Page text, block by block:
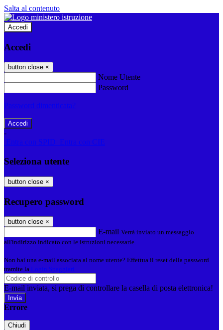
Salta al contenuto
Accedi
Accedi
button close ×
Nome Utente
Password
Password dimenticata?
-
Entra con SPID
Entra con CIE
Seleziona utente
button close ×
Recupero password
button close ×
E-mail Verrà inviato un messaggio
all'indirizzo indicato con le istruzioni necessarie.
Non hai una e-mail associata al nome utente? Effettua il reset della password
tramite la Login Spaggiari
E-mail inviata, si prega di controllare la casella di posta elettronica!
Errore
Chiudi